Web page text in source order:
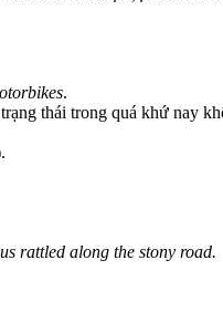
.
thái trong quá khứ nay
rattled along the stony road.